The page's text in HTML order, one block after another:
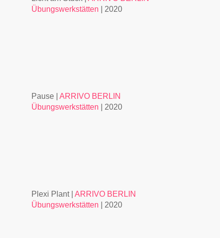
Übungswerkstätten | 2020
Pause |ARRIVO BERLIN
Übungswerkstätten | 2020
Plexi Plant |ARRIVO BERLIN
Übungswerkstätten | 2020